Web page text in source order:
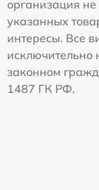
организация
указанных
интересы. Все
исключительно
законном
1487 ГК РФ.